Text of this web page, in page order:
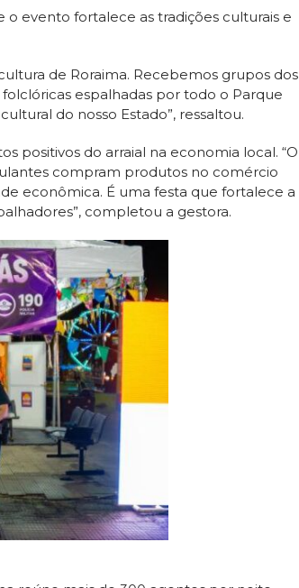
o evento fortalece as tradições culturais e
de Roraima. Recebemos grupos dos
espalhadas por todo o Parque
do nosso Estado”, ressaltou.
positivos do arraial na economia local. “O
compram produtos no comércio
econômica. É uma festa que fortalece a
completou a gestora.